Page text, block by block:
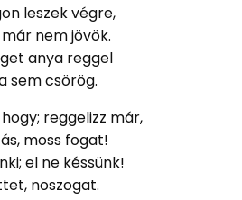
leszek végre,
nem jövök.
anya reggel
sem csörög.
reggelizz már,
moss fogat!
el ne késsünk!
noszogat.